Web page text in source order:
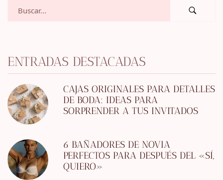
ENTRADAS DESTACADAS
CAJAS ORIGINALES PARA DETALLES
DE BODA: IDEAS PARA
SORPRENDER A TUS INVITADOS
6 BAÑADORES DE NOVIA
PERFECTOS PARA DESPUÉS DEL «SÍ,
QUIERO»